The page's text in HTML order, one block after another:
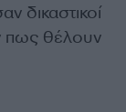
δικαστικοί
πως θέλουν